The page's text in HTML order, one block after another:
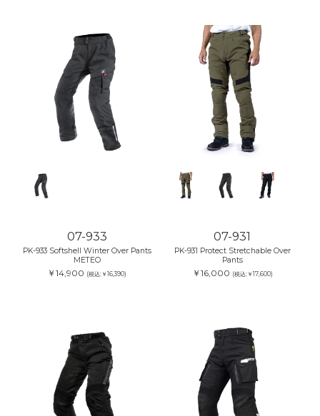
07-933
PK-933 Softshell Winter Over Pants
METEO
￥14,900 (税込:￥16,390)
07-931
PK-931 Protect Stretchable Over
Pants
￥16,000 (税込:￥17,600)